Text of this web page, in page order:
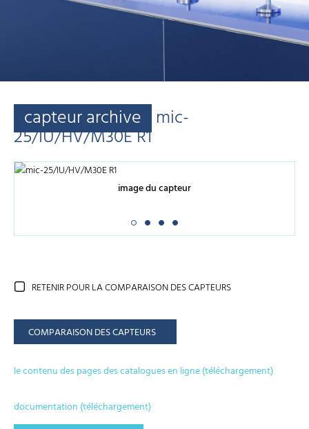
capteur archive mic-
25/IU/HV/M30E R1
image du capteur
RETENIR POUR LA COMPARAISON DES CAPTEURS
COMPARAISON DES CAPTEURS
le contenu des pages des catalogues en ligne (téléchargement)
documentation (téléchargement)